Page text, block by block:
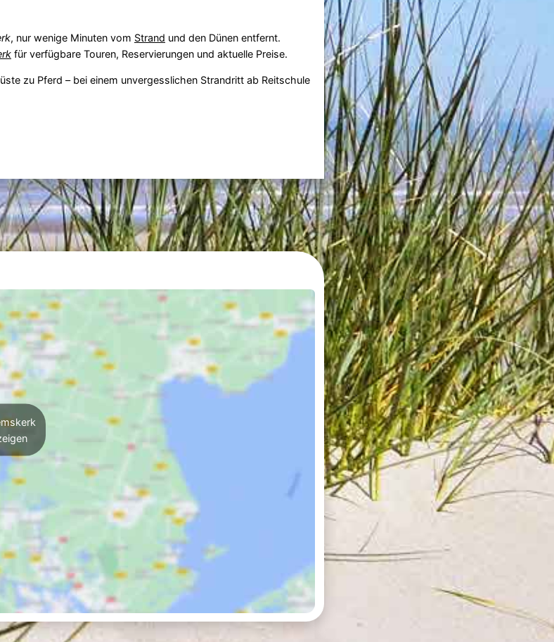
, nur wenige Minuten vom Strand und den Dünen entfernt.
für verfügbare Touren, Reservierungen und aktuelle Preise.
zu Pferd – bei einem unvergesslichen Strandritt ab Reitschule